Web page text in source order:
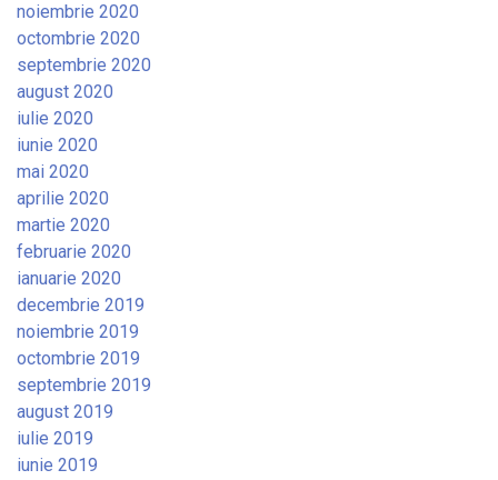
noiembrie 2020
octombrie 2020
septembrie 2020
august 2020
iulie 2020
iunie 2020
mai 2020
aprilie 2020
martie 2020
februarie 2020
ianuarie 2020
decembrie 2019
noiembrie 2019
octombrie 2019
septembrie 2019
august 2019
iulie 2019
iunie 2019